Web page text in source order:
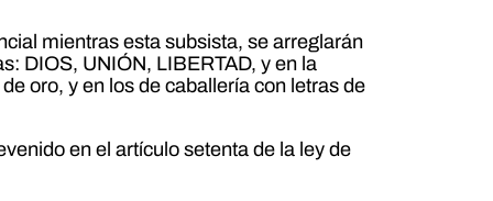
mientras esta subsista, se arreglarán
DIOS, UNIÓN, LIBERTAD, y en la
oro, y en los de caballería con letras de
en el artículo setenta de la ley de